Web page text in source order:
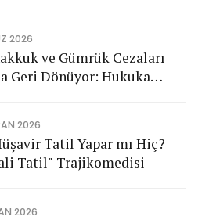
2026
ve Gümrük Cezaları
Geri Dönüyor: Hukuka
2026
Tatil Yapar mı Hiç?
Tatil" Trajikomedisi
2026